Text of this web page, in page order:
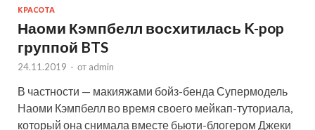
КРАСОТА
Наоми Кэмпбелл восхитилась K-pop
группой BTS
24.11.2019 - от admin
В частности — макияжами бойз-бенда Супермодель
Наоми Кэмпбелл во время своего мейкап-туториала,
который она снимала вместе бьюти-блогером Джеки